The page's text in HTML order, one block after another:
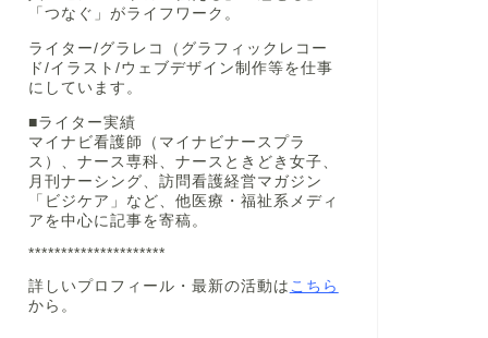
「つなぐ」がライフワーク。
ライター/グラレコ（グラフィックレコー
ド/イラスト/ウェブデザイン制作等を仕事
にしています。
■ライター実績
マイナビ看護師（マイナビナースプラ
ス）、ナース専科、ナースときどき女子、
月刊ナーシング、訪問看護経営マガジン
「ビジケア」など、他医療・福祉系メディ
アを中心に記事を寄稿。
*********************
詳しいプロフィール・最新の活動は こちら
から。